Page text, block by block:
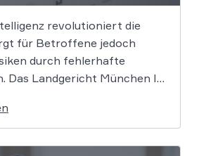
revolutioniert die
für Betroffene jedoch
durch fehlerhafte
Das Landgericht München I
Werden durch die
KI-Zusammenfassungen
verbreitet, greift die